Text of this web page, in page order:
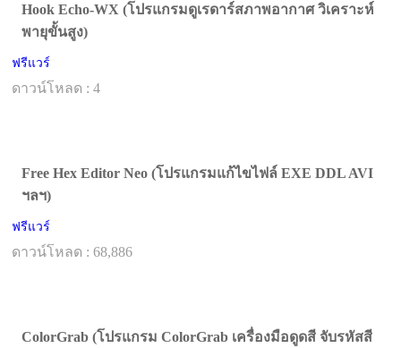
Hook Echo-WX (โปรแกรมดูเรดาร์สภาพอากาศ วิเคราะห์
พายุขั้นสูง)
ฟรีแวร์
ดาวน์โหลด : 4
Free Hex Editor Neo (โปรแกรมแก้ไขไฟล์ EXE DDL AVI
ฯลฯ)
ฟรีแวร์
ดาวน์โหลด : 68,886
ColorGrab (โปรแกรม ColorGrab เครื่องมือดูดสี จับรหัสสี